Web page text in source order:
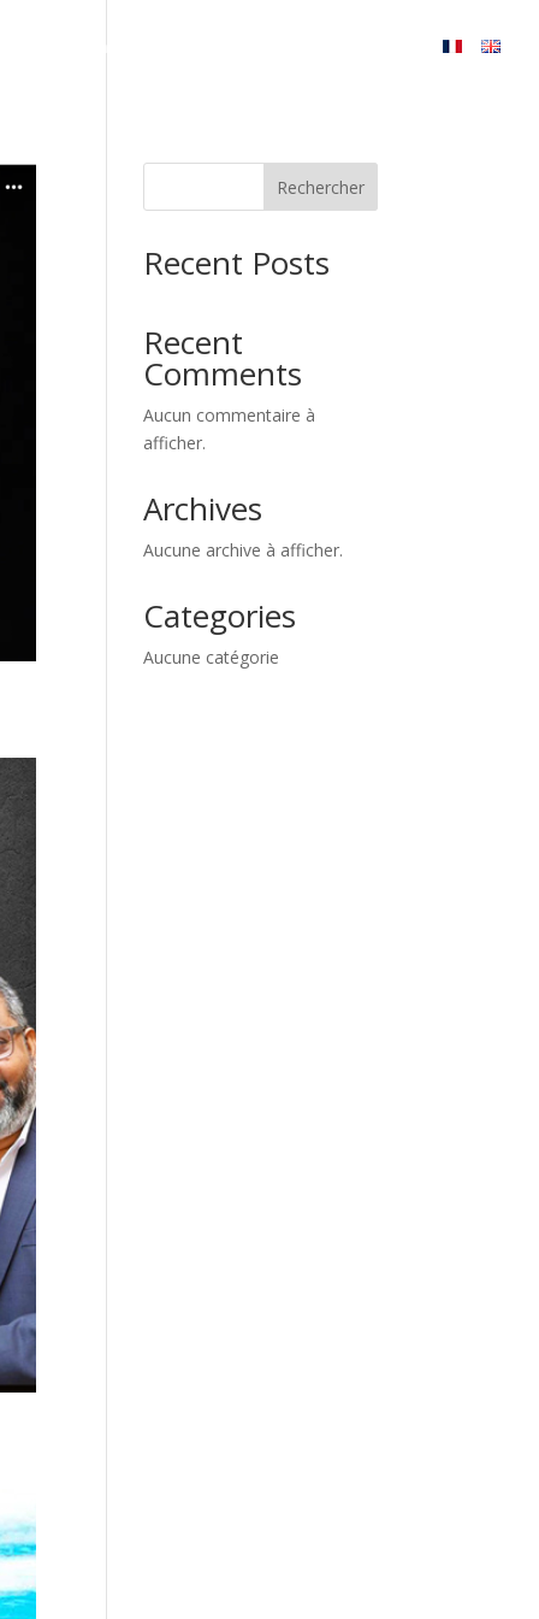
Rechercher
Recent Posts
Recent
Comments
Aucun commentaire à
afficher.
Archives
Aucune archive à afficher.
Categories
Aucune catégorie